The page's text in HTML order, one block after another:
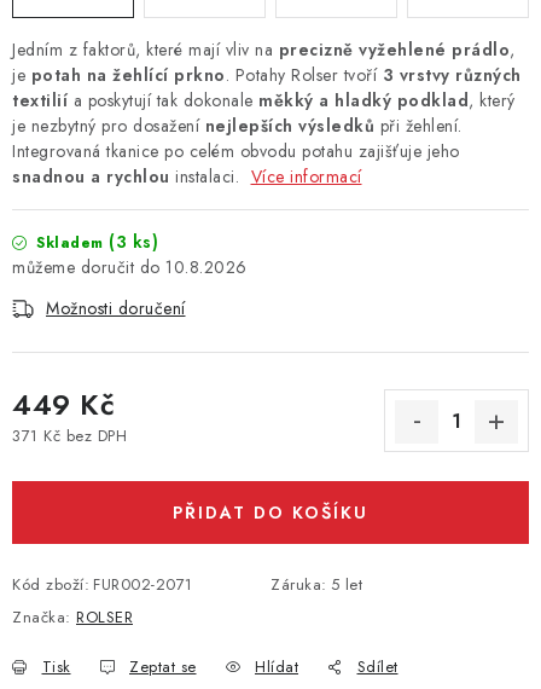
Jedním z faktorů, které mají vliv na precizně vyžehlené prádlo,
je potah na žehlící prkno. Potahy Rolser tvoří 3 vrstvy různých
textilií a poskytují tak dokonale měkký a hladký podklad, který
je nezbytný pro dosažení nejlepších výsledků při žehlení.
Integrovaná tkanice po celém obvodu potahu zajišťuje jeho
snadnou a rychlou instalaci. Více informací
Skladem (3 ks)
10.8.2026
Možnosti doručení
449 Kč
371 Kč bez DPH
PŘIDAT DO KOŠÍKU
Kód zboží: FUR002-2071 Záruka: 5 let
Značka: ROLSER
Tisk Zeptat se Hlídat Sdílet